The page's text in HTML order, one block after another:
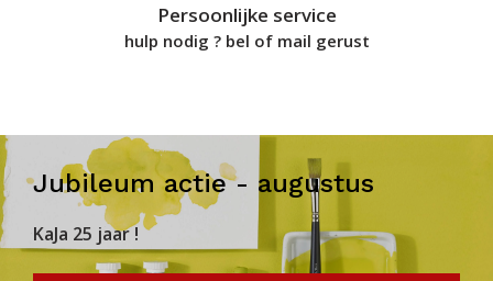
Persoonlijke service
hulp nodig ? bel of mail gerust
Jubileum actie - augustus
KaJa 25 jaar !